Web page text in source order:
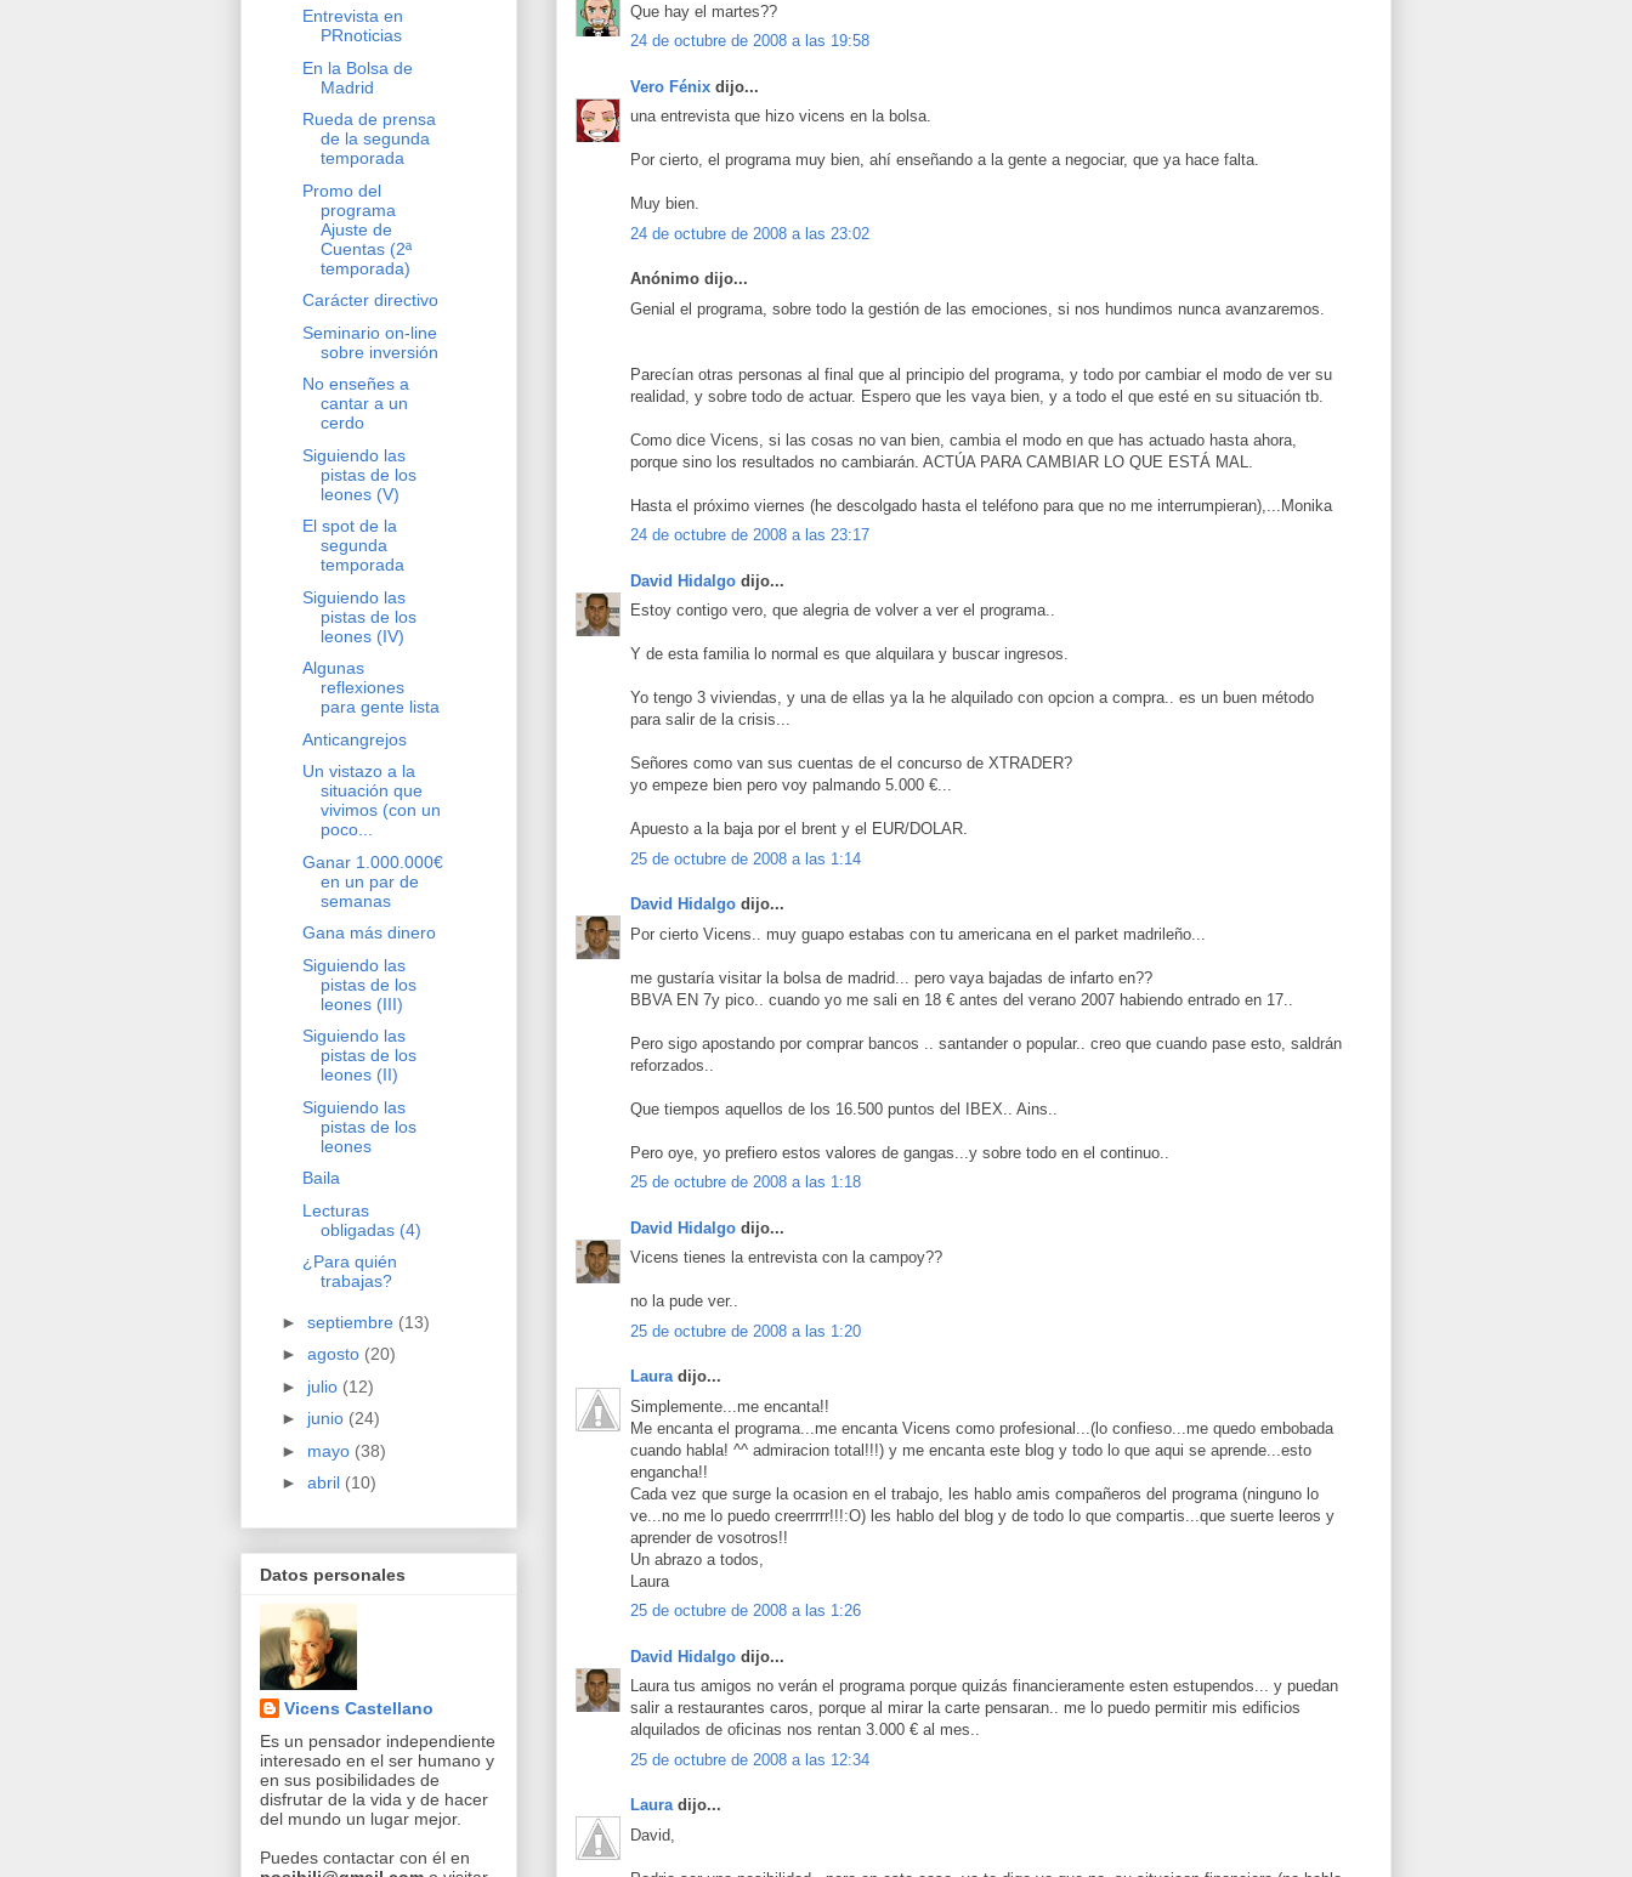
Que hay el martes??
24 de octubre de 2008 a las 19:58
Vero Fénix dijo...
una entrevista que hizo vicens en la bolsa.
Por cierto, el programa muy bien, ahí enseñando a la gente a negociar, que ya hace falta.
Muy bien.
24 de octubre de 2008 a las 23:02
Anónimo dijo...
Genial el programa, sobre todo la gestión de las emociones, si nos hundimos nunca avanzaremos.
Parecían otras personas al final que al principio del programa, y todo por cambiar el modo de ver su
realidad, y sobre todo de actuar. Espero que les vaya bien, y a todo el que esté en su situación tb.
Como dice Vicens, si las cosas no van bien, cambia el modo en que has actuado hasta ahora,
porque sino los resultados no cambiarán. ACTÚA PARA CAMBIAR LO QUE ESTÁ MAL.
Hasta el próximo viernes (he descolgado hasta el teléfono para que no me interrumpieran),...Monika
24 de octubre de 2008 a las 23:17
David Hidalgo dijo...
Estoy contigo vero, que alegria de volver a ver el programa..
Y de esta familia lo normal es que alquilara y buscar ingresos.
Yo tengo 3 viviendas, y una de ellas ya la he alquilado con opcion a compra.. es un buen método
para salir de la crisis...
Señores como van sus cuentas de el concurso de XTRADER?
yo empeze bien pero voy palmando 5.000 €...
Apuesto a la baja por el brent y el EUR/DOLAR.
25 de octubre de 2008 a las 1:14
David Hidalgo dijo...
Por cierto Vicens.. muy guapo estabas con tu americana en el parket madrileño...
me gustaría visitar la bolsa de madrid... pero vaya bajadas de infarto en??
BBVA EN 7y pico.. cuando yo me sali en 18 € antes del verano 2007 habiendo entrado en 17..
Pero sigo apostando por comprar bancos .. santander o popular.. creo que cuando pase esto, saldrán
reforzados..
Que tiempos aquellos de los 16.500 puntos del IBEX.. Ains..
Pero oye, yo prefiero estos valores de gangas...y sobre todo en el continuo..
25 de octubre de 2008 a las 1:18
David Hidalgo dijo...
Vicens tienes la entrevista con la campoy??
no la pude ver..
25 de octubre de 2008 a las 1:20
Lauradijo...
Simplemente...me encanta!!
Me encanta el programa...me encanta Vicens como profesional...(lo confieso...me quedo embobada
cuando habla! ^^ admiracion total!!!) y me encanta este blog y todo lo que aqui se aprende...esto
engancha!!
Cada vez que surge la ocasion en el trabajo, les hablo amis compañeros del programa (ninguno lo
ve...no me lo puedo creerrrrr!!!:O) les hablo del blog y de todo lo que compartis...que suerte leeros y
aprender de vosotros!!
Un abrazo a todos,
Laura
25 de octubre de 2008 a las 1:26
David Hidalgo dijo...
Laura tus amigos no verán el programa porque quizás financieramente esten estupendos... y puedan
salir a restaurantes caros, porque al mirar la carte pensaran.. me lo puedo permitir mis edificios
alquilados de oficinas nos rentan 3.000 € al mes..
25 de octubre de 2008 a las 12:34
Lauradijo...
David,
Entrevista en
PRnoticias
En la Bolsa de
Madrid
Rueda de prensa
de la segunda
temporada
Promo del
programa
Ajuste de
Cuentas (2ª
temporada)
Carácter directivo
Seminario on-line
sobre inversión
No enseñes a
cantar a un
cerdo
Siguiendo las
pistas de los
leones (V)
El spot de la
segunda
temporada
Siguiendo las
pistas de los
leones (IV)
Algunas
reflexiones
para gente lista
Anticangrejos
Un vistazo a la
situación que
vivimos (con un
poco...
Ganar 1.000.000€
en un par de
semanas
Gana más dinero
Siguiendo las
pistas de los
leones (III)
Siguiendo las
pistas de los
leones (II)
Siguiendo las
pistas de los
leones
Baila
Lecturas
obligadas (4)
¿Para quién
trabajas?
► septiembre (13)
► agosto (20)
► julio (12)
► junio (24)
► mayo (38)
► abril (10)
Datos personales
Vicens Castellano
Es un pensador independiente
interesado en el ser humano y
en sus posibilidades de
disfrutar de la vida y de hacer
del mundo un lugar mejor.
Puedes contactar con él en